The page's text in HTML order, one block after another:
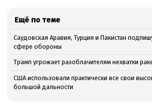
Ещё по теме
Саудовская Аравия, Турция и Пакистан
сфере обороны
Трамп угрожает разоблачителям нехватки
США использовали практически все свои
большой дальности